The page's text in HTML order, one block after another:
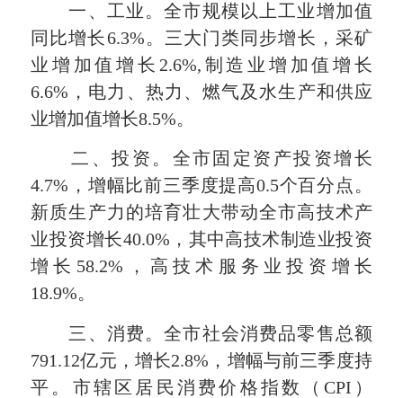
一、工业。全市规模以上工业增加值
同比增长6.3%。三大门类同步增长，采矿
业增加值增长2.6%,制造业增加值增长
6.6%，电力、热力、燃气及水生产和供应
业增加值增长8.5%。
二、投资。全市固定资产投资增长
4.7%，增幅比前三季度提高0.5个百分点。
新质生产力的培育壮大带动全市高技术产
业投资增长40.0%，其中高技术制造业投资
增长58.2%，高技术服务业投资增长
18.9%。
三、消费。全市社会消费品零售总额
791.12亿元，增长2.8%，增幅与前三季度持
平。市辖区居民消费价格指数（CPI）